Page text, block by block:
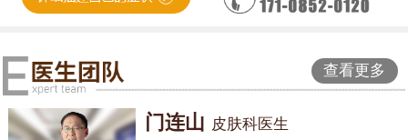
查看更多
门连山 皮肤科医生